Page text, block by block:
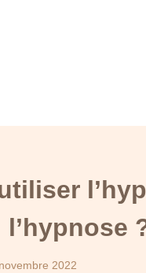
l’hypnose
2022